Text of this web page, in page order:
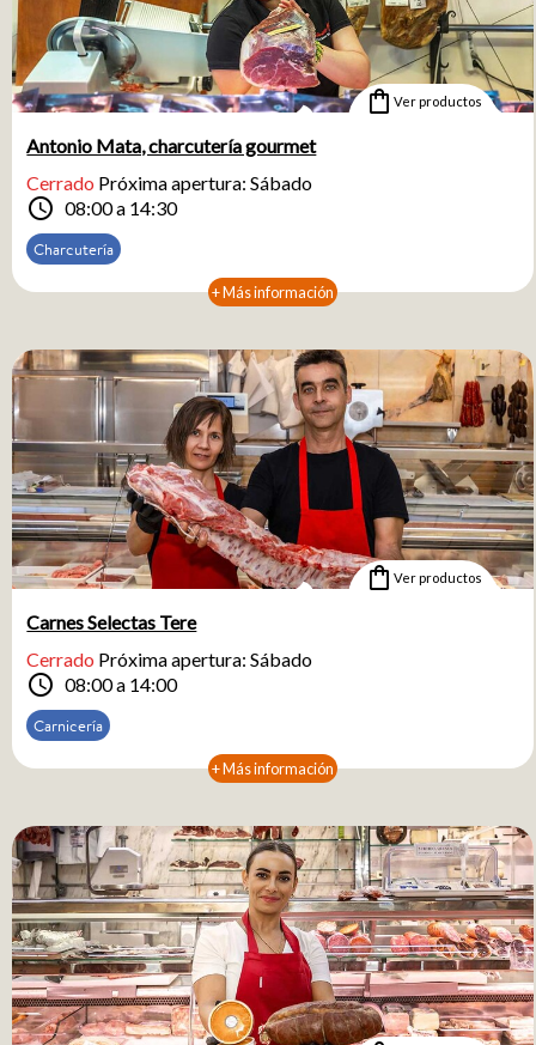
shopping_bag Ver productos
Antonio Mata, charcutería gourmet
Cerrado Próxima apertura: Sábado
schedule 08:00 a 14:30
Charcutería
+ Más información
shopping_bag Ver productos
Carnes Selectas Tere
Cerrado Próxima apertura: Sábado
schedule 08:00 a 14:00
Carnicería
+ Más información